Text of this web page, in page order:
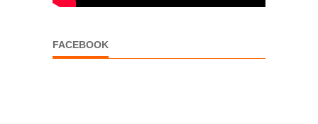
FACEBOOK